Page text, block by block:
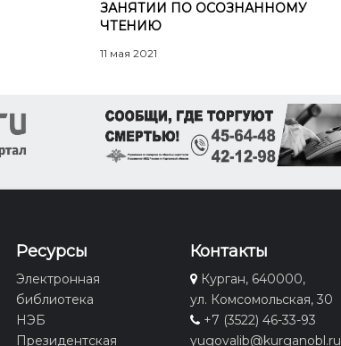
ЗАНЯТИИ ПО ОСОЗНАННОМУ
ЧТЕНИЮ
11 мая 2021
Ресурсы
Электронная
библиотека
НЭБ
Президентская
Контакты
Курган, 640000,
ул. Комсомольская, 30
+7 (3522) 46-33-93
yugovalib@kurganobl.ru